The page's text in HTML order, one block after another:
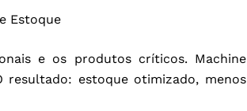
Estoque
e os produtos críticos. Machine
resultado: estoque otimizado, menos